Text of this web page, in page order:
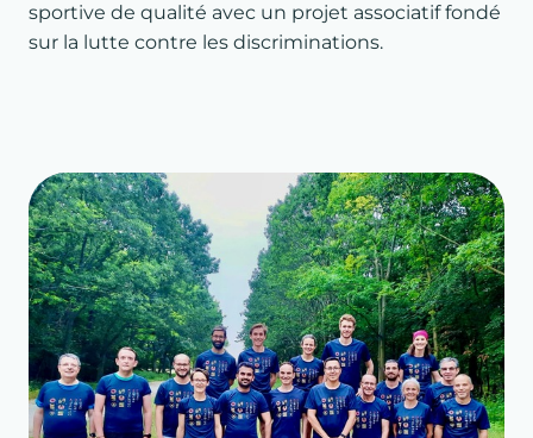
sportive de qualité avec un projet associatif fondé
sur la lutte contre les discriminations.